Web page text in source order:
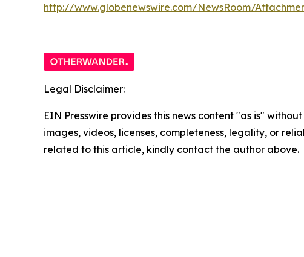
http://www.globenewswire.com/NewsRoom/
Legal Disclaimer:
EIN Presswire provides this news content "as is"
images, videos, licenses, completeness, legality, or
related to this article, kindly contact the author above.